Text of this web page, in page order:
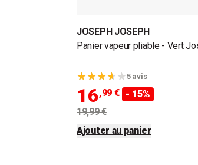
JOSEPH JOSEPH
Panier vapeur pliable - Vert
5 avis
16,99 €
- 15%
19,99 €
Ajouter au panier